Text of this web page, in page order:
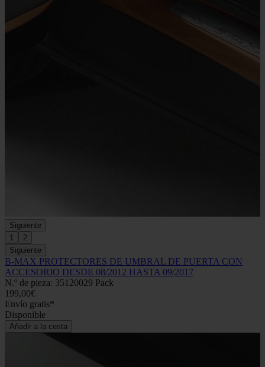
Siguiente
1
2
Siguiente
B-MAX PROTECTORES DE UMBRAL DE PUERTA CON
ACCESORIO DESDE 08/2012 HASTA 09/2017
N.º de pieza: 35120029 Pack
199,00€
Envío gratis*
Disponible
Añadir a la cesta